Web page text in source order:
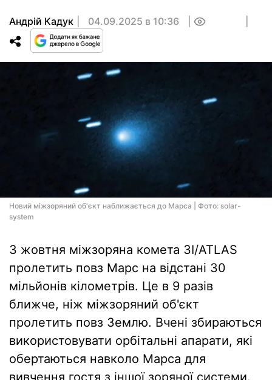
Андрій Кадук 04.09.2025 в 10:36
Новий міжзоряний об'єкт наближається до Марса | Фото: solar-
system
3 жовтня міжзоряна комета 3I/ATLAS
пролетить повз Марс на відстані 30
мільйонів кілометрів. Це в 9 разів
ближче, ніж міжзоряний об'єкт
пролетить повз Землю. Вчені збираються
використовувати орбітальні апарати, які
обертаються навколо Марса для
вивчення гостя з іншої зоряної системи.